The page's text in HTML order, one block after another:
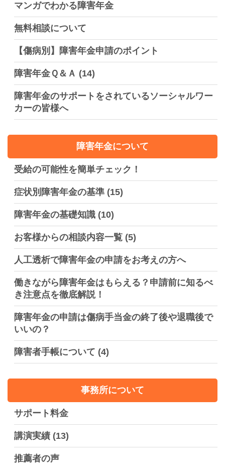
マンガでわかる障害年金
無料相談について
【傷病別】障害年金申請のポイント
障害年金Ｑ＆Ａ (14)
障害年金のサポートをされているソーシャルワー
カーの皆様へ
障害年金について
受給の可能性を簡単チェック！
症状別障害年金の基準 (15)
障害年金の基礎知識 (10)
お客様からの相談内容一覧 (5)
人工透析で障害年金の申請をお考えの方へ
働きながら障害年金はもらえる？申請前に知るべ
き注意点を徹底解説！
障害年金の申請は傷病手当金の終了後や退職後で
いいの？
障害者手帳について (4)
事務所について
サポート料金
講演実績 (13)
推薦者の声